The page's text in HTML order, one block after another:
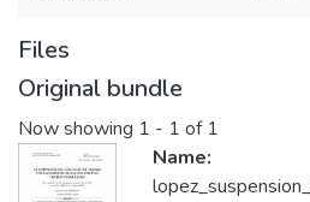
Files
Original bundle
Now showing 1 - 1 of 1
Name: